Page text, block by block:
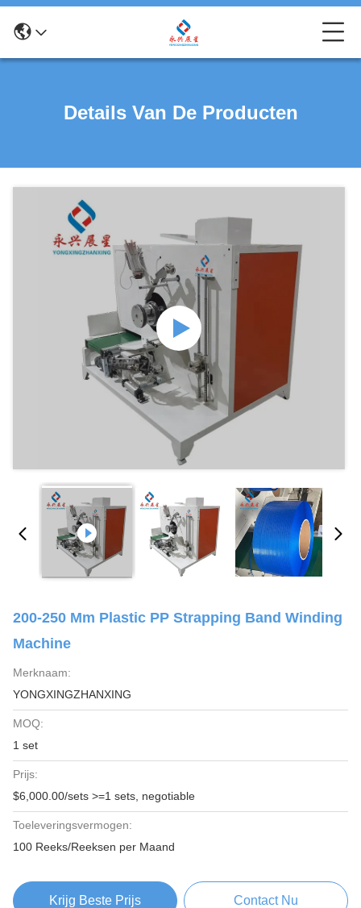
Details Van De Producten
200-250 Mm Plastic PP Strapping Band Winding
Machine
Merknaam:
YONGXINGZHANXING
MOQ:
1 set
Prijs:
$6,000.00/sets >=1 sets, negotiable
Toeleveringsvermogen:
100 Reeks/Reeksen per Maand
Krijg Beste Prijs Contact Nu